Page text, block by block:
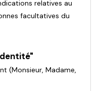
relatives au
facultatives du
(Monsieur, Madame,